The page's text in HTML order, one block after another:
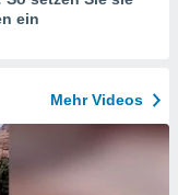
ein
Mehr Videos